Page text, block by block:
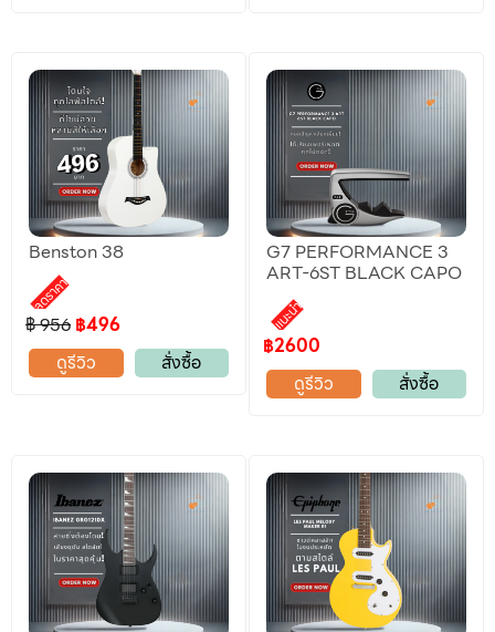
Benston 38
ลดราคา
฿ 956 ฿496
ดูรีวิว
สั่งซื้อ
G7 PERFORMANCE 3
ART-6ST BLACK CAPO
แนะนำ
฿2600
ดูรีวิว
สั่งซื้อ